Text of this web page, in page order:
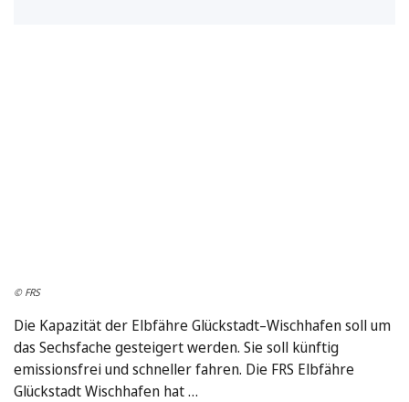
© FRS
Die Kapazität der Elbfähre Glückstadt–Wischhafen soll um
das Sechsfache gesteigert werden. Sie soll künftig
emissionsfrei und schneller fahren. Die FRS Elbfähre
Glückstadt Wischhafen hat …